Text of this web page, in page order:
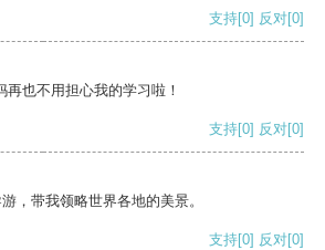
支持[0] 反对[0]
也不用担心我的学习啦！
支持[0] 反对[0]
，带我领略世界各地的美景。
支持[0] 反对[0]